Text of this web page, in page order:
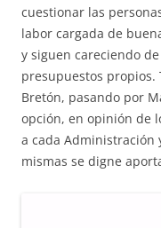
cuestionar las
labor cargada de
y siguen careciendo
presupuestos propios.
Bretón, pasando por
opción, en opinión de
a cada Administración
mismas se digne